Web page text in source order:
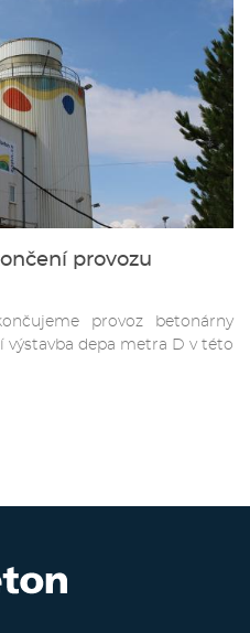
provozu
provoz betonárny
výstavba depa metra D v této